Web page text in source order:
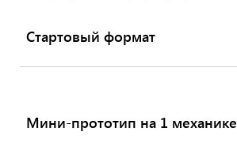
Стартовый формат
Мини-прототип на 1 механике